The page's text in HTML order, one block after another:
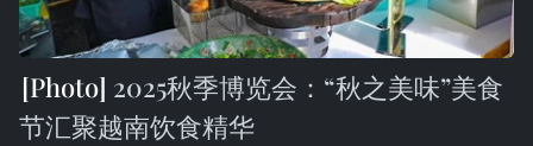
2025秋季博览会：“秋之美味”美食
节汇聚越南饮食精华